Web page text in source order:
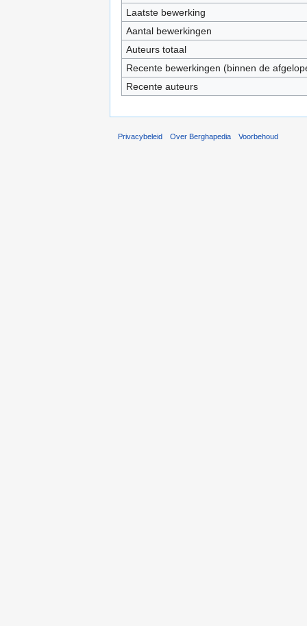
Laatste bewerking
Aantal bewerkingen
Auteurs totaal
Recente bewerkingen (binnen de
Recente auteurs
Privacybeleid Over Berghapedia Voorbehoud